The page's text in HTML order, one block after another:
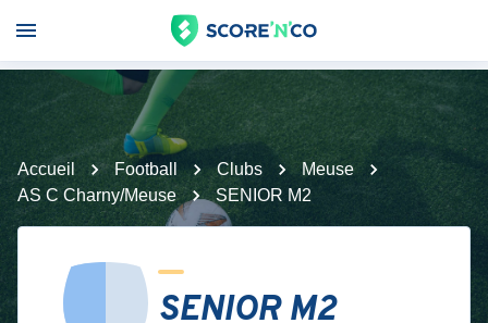
Accueil Football Clubs
Meuse
AS C Charny/Meuse
SENIOR M2
SENIOR M2